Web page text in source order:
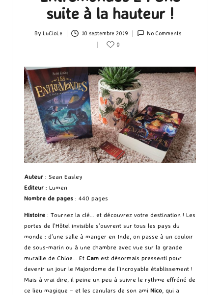
suite à la hauteur !
Posted
By LuCioLe 10 septembre 2019
No Comments
0
Auteur : Sean Easley
Editeur : Lumen
Nombre de pages : 440 pages
Histoire : Tournez la clé… et découvrez votre destination ! Les
portes de l’Hôtel invisible s’ouvrent sur tous les pays du
monde : d’une salle à manger en Inde, on passe à un couloir
de sous-marin ou à une chambre avec vue sur la grande
muraille de Chine… Et Cam est désormais pressenti pour
devenir un jour le Majordome de l’incroyable établissement !
Mais à vrai dire, il peine un peu à suivre le rythme effréné de
ce lieu magique – et les canulars de son ami Nico, qui a